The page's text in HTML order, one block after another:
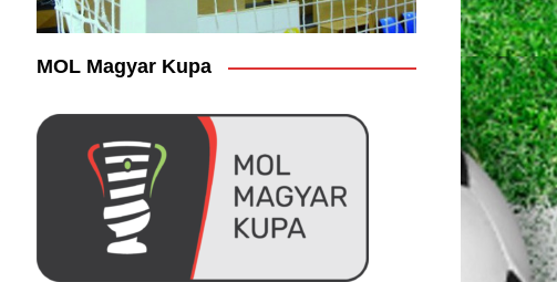
MOL Magyar Kupa